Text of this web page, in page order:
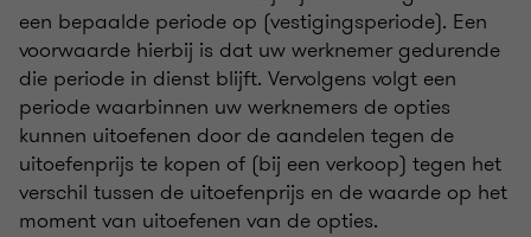
een bepaalde periode op (vestigingsperiode). Een
voorwaarde hierbij is dat uw werknemer gedurende
die periode in dienst blijft. Vervolgens volgt een
periode waarbinnen uw werknemers de opties
kunnen uitoefenen door de aandelen tegen de
uitoefenprijs te kopen of (bij een verkoop) tegen het
verschil tussen de uitoefenprijs en de waarde op het
moment van uitoefenen van de opties.